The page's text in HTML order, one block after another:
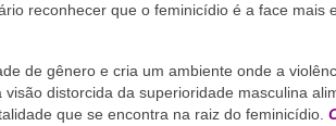
reconhecer que o feminicídio é a face mais
de gênero e cria um ambiente onde a
distorcida da superioridade masculina
que se encontra na raiz do feminicídio.